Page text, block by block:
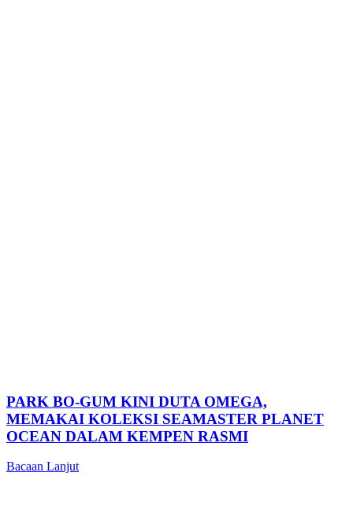
PARK BO-GUM KINI DUTA OMEGA,
MEMAKAI KOLEKSI SEAMASTER PLANET
OCEAN DALAM KEMPEN RASMI
Bacaan Lanjut